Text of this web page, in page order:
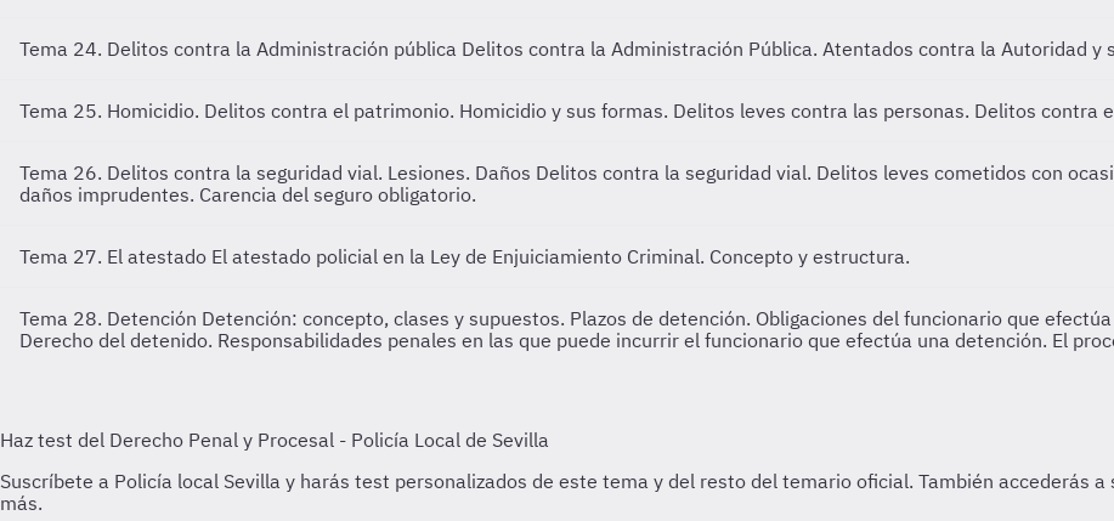
Tema 24. Delitos contra la Administración pública Delitos contra la Administración Pública. Atentados contra la Autoridad y
Tema 25. Homicidio. Delitos contra el patrimonio. Homicidio y sus formas. Delitos leves contra las personas. Delitos contra
Tema 26. Delitos contra la seguridad vial. Lesiones. Daños Delitos contra la seguridad vial. Delitos leves cometidos con
daños imprudentes. Carencia del seguro obligatorio.
Tema 27. El atestado El atestado policial en la Ley de Enjuiciamiento Criminal. Concepto y estructura.
Tema 28. Detención Detención: concepto, clases y supuestos. Plazos de detención. Obligaciones del funcionario que
Derecho del detenido. Responsabilidades penales en las que puede incurrir el funcionario que efectúa una detención. El